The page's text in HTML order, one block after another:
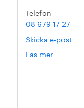
Telefon
08 679 17 27
Skicka e-post
Läs mer